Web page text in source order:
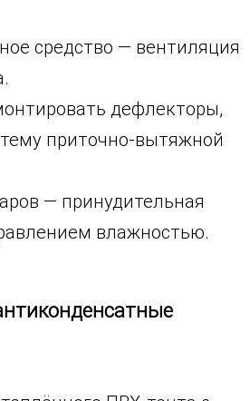
средство — вентиляция
дефлекторы,
приточно-вытяжной
— принудительная
влажностью.